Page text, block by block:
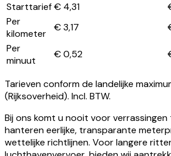
Starttarief€ 4,31
Per
kilometer
€ 3,17
Per
minuut
€ 0,52
Tarieven conform de landelijke
(Rijksoverheid). Incl. BTW.
Bij ons komt u nooit voor verrassingen
hanteren eerlijke, transparante
wettelijke richtlijnen. Voor langere